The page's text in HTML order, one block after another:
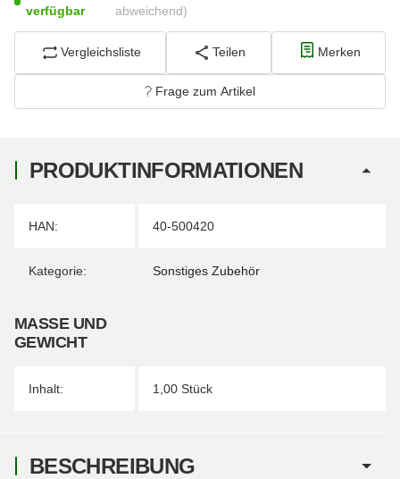
verfügbar
abweichend)
Vergleichsliste Teilen Merken
Frage zum Artikel
PRODUKTINFORMATIONEN
Produkteigenschaft
Wert
HAN: 40-500420
Kategorie: Sonstiges Zubehör
MASSE UND G
EWICHT
Inhalt: 1,00 Stück
BESCHREIBUNG